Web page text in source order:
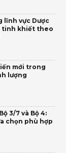
lĩnh vực Dược
tinh khiết theo
mới trong
lượng
3/7 và Bộ 4:
chọn phù hợp